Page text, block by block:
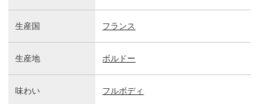
生産国 フランス
生産地 ボルドー
味わい フルボディ